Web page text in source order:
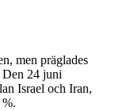
men präglades
Den 24 juni
Israel och Iran,